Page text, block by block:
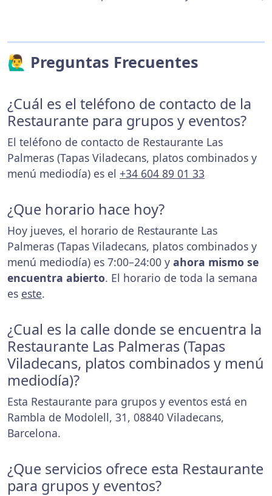
🙋‍♂️ Preguntas Frecuentes
¿Cuál es el teléfono de contacto de la
Restaurante para grupos y eventos?
El teléfono de contacto de Restaurante Las
Palmeras (Tapas Viladecans, platos combinados y
menú mediodía) es el +34 604 89 01 33
¿Que horario hace hoy?
Hoy jueves, el horario de Restaurante Las
Palmeras (Tapas Viladecans, platos combinados y
menú mediodía) es 7:00–24:00 y ahora mismo se
encuentra abierto. El horario de toda la semana
es este.
¿Cual es la calle donde se encuentra la
Restaurante Las Palmeras (Tapas
Viladecans, platos combinados y menú
mediodía)?
Esta Restaurante para grupos y eventos está en
Rambla de Modolell, 31, 08840 Viladecans,
Barcelona.
¿Que servicios ofrece esta Restaurante
para grupos y eventos?